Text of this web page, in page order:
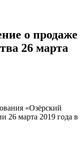
о продаже
26 марта
«Озёрский
26 марта 2019 года в